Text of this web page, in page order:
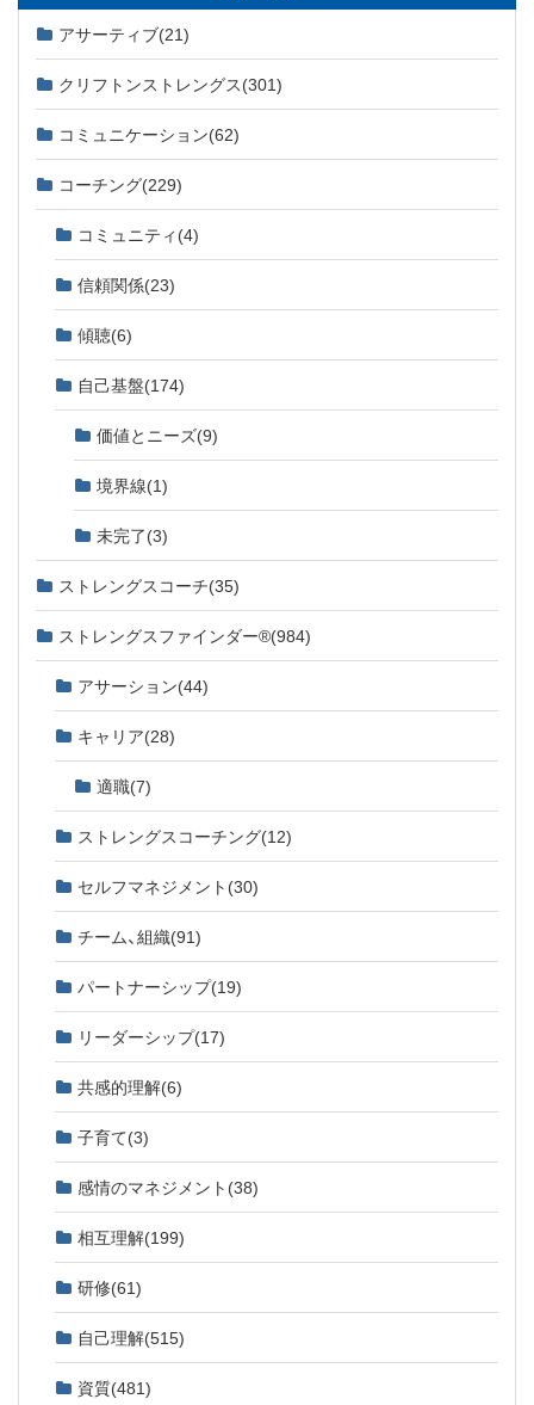
アサーティブ(21)
クリフトンストレングス(301)
コミュニケーション(62)
コーチング(229)
コミュニティ (4)
信頼関係(23)
傾聴(6)
自己基盤(174)
価値とニーズ(9)
境界線(1)
未完了(3)
ストレングスコーチ(35)
ストレングスファインダー®(984)
アサーション(44)
キャリア(28)
適職(7)
ストレングスコーチング(12)
セルフマネジメント (30)
チーム、組織(91)
パートナーシップ(19)
リーダーシップ(17)
共感的理解(6)
子育て(3)
感情のマネジメント (38)
相互理解(199)
研修(61)
自己理解(515)
資質(481)